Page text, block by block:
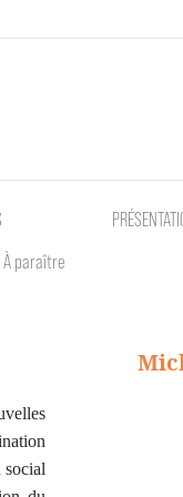
À paraître
social